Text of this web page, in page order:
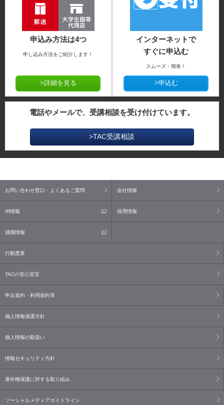
申込み方法は4つ
申し込み方法をご紹介します！
>詳細を見る
インターネットで
すぐに申込む
スムーズ・簡単！
>申込む
電話やメールで、受講相談を受け付けています。
>TAC受講相談
お問い合わせ窓口・よくあるご質問 会社情報
IR情報 採用情報
就職情報
行動憲章
TACの安心宣言
申込規約・利用規約等
個人情報保護方針
個人情報の取扱い
情報セキュリティ方針
著作権保護に対する取り組み
ソーシャルメディアガイドライン